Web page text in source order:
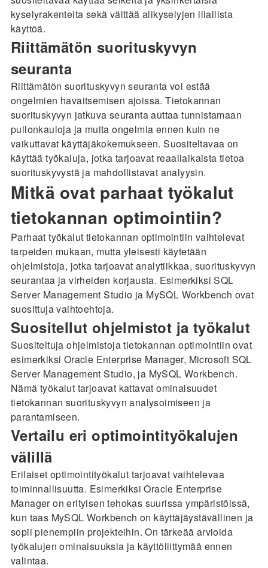
kyselyrakenteita sekä välttää alikyselyjen liiallista
käyttöä.
Riittämätön suorituskyvyn
seuranta
Riittämätön suorituskyvyn seuranta voi estää
ongelmien havaitsemisen ajoissa. Tietokannan
suorituskyvyn jatkuva seuranta auttaa tunnistamaan
pullonkauloja ja muita ongelmia ennen kuin ne
vaikuttavat käyttäjäkokemukseen. Suositeltavaa on
käyttää työkaluja, jotka tarjoavat reaaliaikaista tietoa
suorituskyvystä ja mahdollistavat analyysin.
Mitkä ovat parhaat työkalut
tietokannan optimointiin?
Parhaat työkalut tietokannan optimointiin vaihtelevat
tarpeiden mukaan, mutta yleisesti käytetään
ohjelmistoja, jotka tarjoavat analytiikkaa, suorituskyvyn
seurantaa ja virheiden korjausta. Esimerkiksi SQL
Server Management Studio ja MySQL Workbench ovat
suosittuja vaihtoehtoja.
Suositellut ohjelmistot ja työkalut
Suositeltuja ohjelmistoja tietokannan optimointiin ovat
esimerkiksi Oracle Enterprise Manager, Microsoft SQL
Server Management Studio, ja MySQL Workbench.
Nämä työkalut tarjoavat kattavat ominaisuudet
tietokannan suorituskyvyn analysoimiseen ja
parantamiseen.
Vertailu eri optimointityökalujen
välillä
Erilaiset optimointityökalut tarjoavat vaihtelevaa
toiminnallisuutta. Esimerkiksi Oracle Enterprise
Manager on erityisen tehokas suurissa ympäristöissä,
kun taas MySQL Workbench on käyttäjäystävällinen ja
sopii pienempiin projekteihin. On tärkeää arvioida
työkalujen ominaisuuksia ja käyttöliittymää ennen
valintaa.